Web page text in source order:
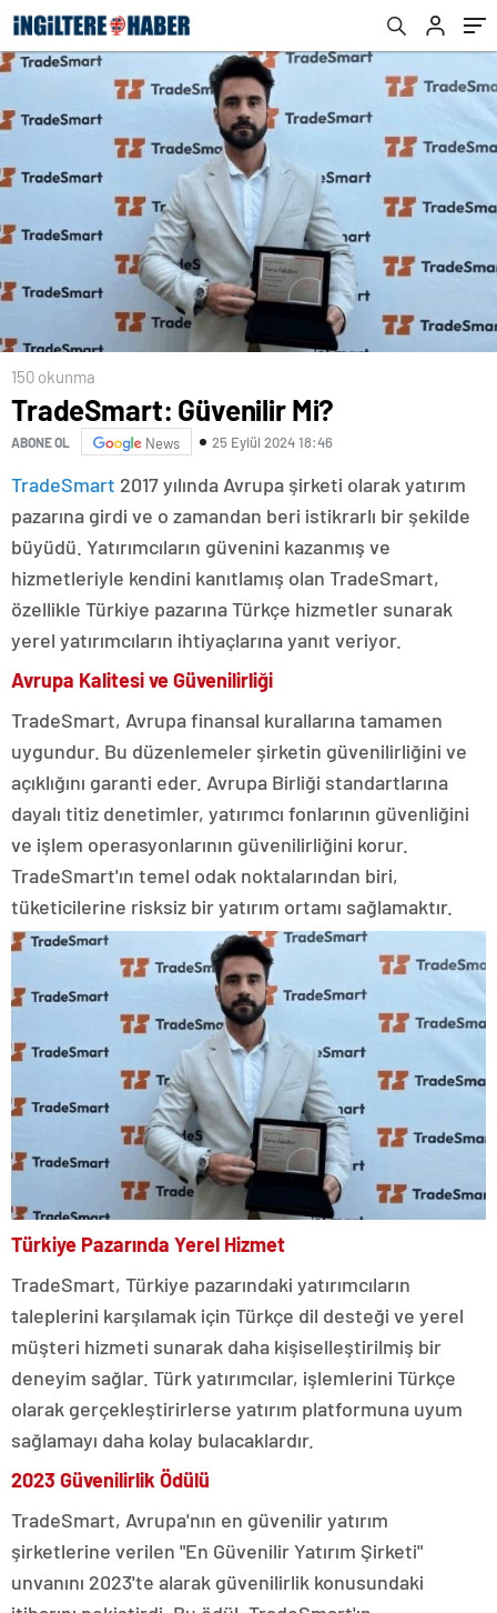
150 okunma
TradeSmart: Güvenilir Mi?
ABONE OL News 25 Eylül 2024 18:46
TradeSmart 2017 yılında Avrupa şirketi olarak yatırım
pazarına girdi ve o zamandan beri istikrarlı bir şekilde
büyüdü. Yatırımcıların güvenini kazanmış ve
hizmetleriyle kendini kanıtlamış olan TradeSmart,
özellikle Türkiye pazarına Türkçe hizmetler sunarak
yerel yatırımcıların ihtiyaçlarına yanıt veriyor.
Avrupa Kalitesi ve Güvenilirliği
TradeSmart, Avrupa finansal kurallarına tamamen
uygundur. Bu düzenlemeler şirketin güvenilirliğini ve
açıklığını garanti eder. Avrupa Birliği standartlarına
dayalı titiz denetimler, yatırımcı fonlarının güvenliğini
ve işlem operasyonlarının güvenilirliğini korur.
TradeSmart'ın temel odak noktalarından biri,
tüketicilerine risksiz bir yatırım ortamı sağlamaktır.
Türkiye Pazarında Yerel Hizmet
TradeSmart, Türkiye pazarındaki yatırımcıların
taleplerini karşılamak için Türkçe dil desteği ve yerel
müşteri hizmeti sunarak daha kişiselleştirilmiş bir
deneyim sağlar. Türk yatırımcılar, işlemlerini Türkçe
olarak gerçekleştirirlerse yatırım platformuna uyum
sağlamayı daha kolay bulacaklardır.
2023 Güvenilirlik Ödülü
TradeSmart, Avrupa'nın en güvenilir yatırım
şirketlerine verilen "En Güvenilir Yatırım Şirketi"
unvanını 2023'te alarak güvenilirlik konusundaki